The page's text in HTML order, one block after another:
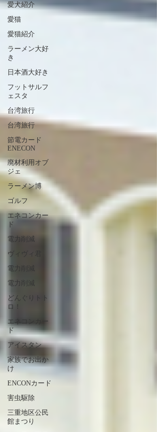
愛犬紹介
愛猫
愛猫紹介
ラーメン大好
き
日本酒大好き
フットサルフ
ェスタ
台湾旅行
台湾旅行
節電カード
ENECON
廃材利用オブ
ジェ
ラーメン博
ゴルフ
エネコンカー
ド
電力削減
ヴィヴィ君
電力削減
電力削減
どんぐりトト
ロ！
エネコンカー
ド
アイスタン
家族でお出か
け
ENCONカード
害虫駆除
三重地区公民
館まつり